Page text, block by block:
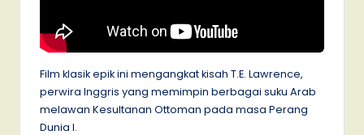
Film klasik epik ini mengangkat kisah T.E. Lawrence,
perwira Inggris yang memimpin berbagai suku Arab
melawan Kesultanan Ottoman pada masa Perang
Dunia I.